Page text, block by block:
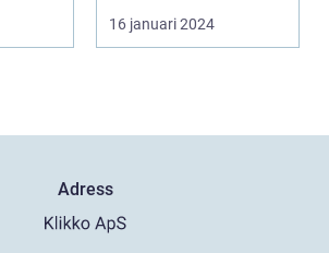
16 januari 2024
Adress